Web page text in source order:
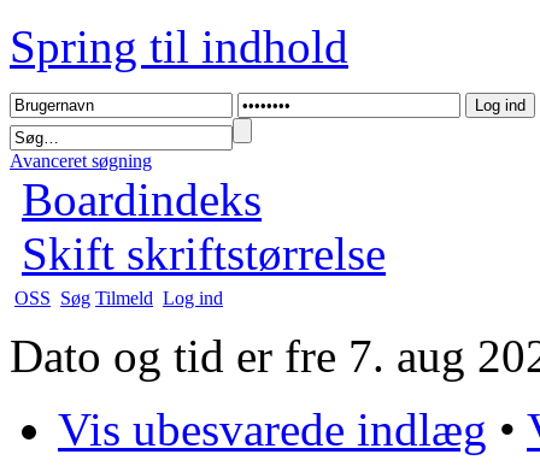
Spring til indhold
Avanceret søgning
Boardindeks
Skift skriftstørrelse
OSS Søg Tilmeld Log ind
Dato og tid er fre 7. aug
Vis ubesvarede indlæg •